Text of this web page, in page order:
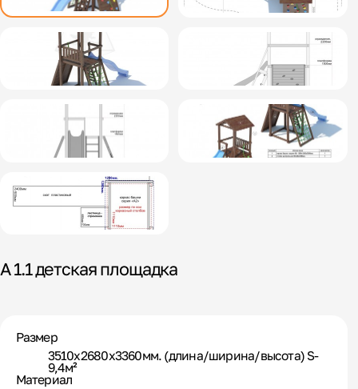
A 1.1 детская площадка
Размер
3510х2680х3360мм. (длина/ширина/высота) S-
9,4м²
Материал